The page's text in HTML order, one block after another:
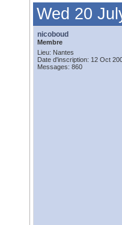
Wed 20
nicoboud
Membre
Lieu: Nantes
Date d'inscription: 12 Oct
Messages: 860